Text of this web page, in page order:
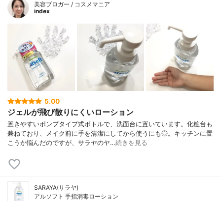
美容ブロガー / コスメマニア
index
5.00
ジェルが飛び散りにくいローション
置きやすいポンプタイプ式ボトルで、洗面台に置いています。化粧台も
兼ねており、メイク前に手を清潔にしてから使うにも◎。キッチンに置
こうか悩んだのですが、サラヤのヤ…続きを見る
SARAYA(サラヤ)
アルソフト 手指消毒ローション